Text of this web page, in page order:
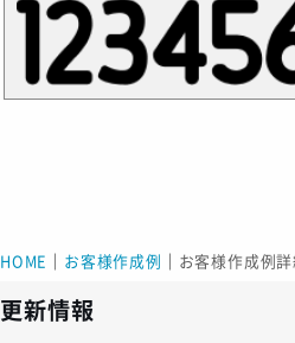
HOME お客様作成例 お客様作成例詳
更新情報